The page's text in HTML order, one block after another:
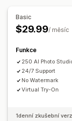
Vlastní produkty
Vlastní
Basic
$29.99/ měsíc
Funkce
250 AI Photo
24/7 Support
No Watermark
Virtual Try-On
1denní zkušební